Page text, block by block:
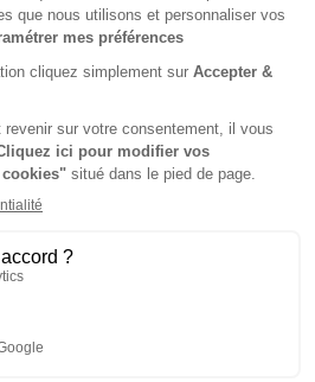
ne sont pas
L'Hebdo du
de Cornouaille)
connu sous le nom de Le
le magazine hebdomadaire
sud Finistère. Chaque semaine,
entre terre et mer, à travers